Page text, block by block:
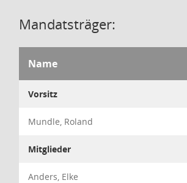
Mandatsträger:
Name
Vorsitz
Mundle, Roland
Mitglieder
Anders, Elke